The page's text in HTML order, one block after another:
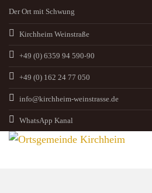
Der Ort mit Schwung
Kirchheim Weinstraße
+49 (0) 6359 94 590-90
+49 (0) 162 24 77 050
info@kirchheim-weinstrasse.de
WhatsApp Kanal